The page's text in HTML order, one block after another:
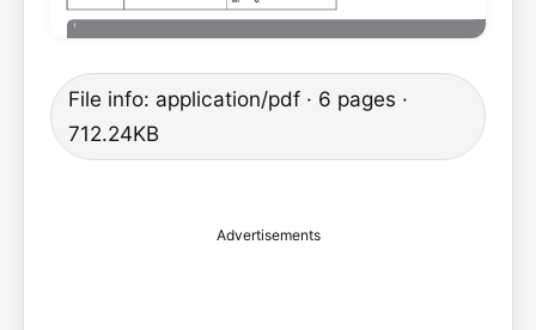
File info: application/pdf · 6 pages ·
712.24KB
Advertisements